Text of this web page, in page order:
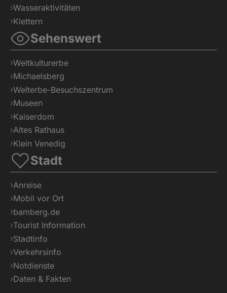
Wasseraktivitäten
Klettern
Sehenswert
Weltkulturerbe
Michaelsberg
Welterbe-Besuchszentrum
Museen
Kaiserdom
Altes Rathaus
Klein Venedig
Stadt
Anreise
Mobil vor Ort
bamberg.de
Tourist Information
Stadtinfo
Verkehrsinfo
Notdienste
Daten & Fakten